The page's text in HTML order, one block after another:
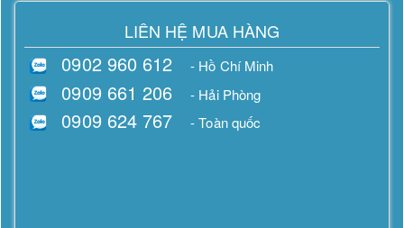
LIÊN HỆ MUA HÀNG
0902 960 612 - Hồ Chí Minh
0909 661 206 - Hải Phòng
0909 624 767 - Toàn quốc